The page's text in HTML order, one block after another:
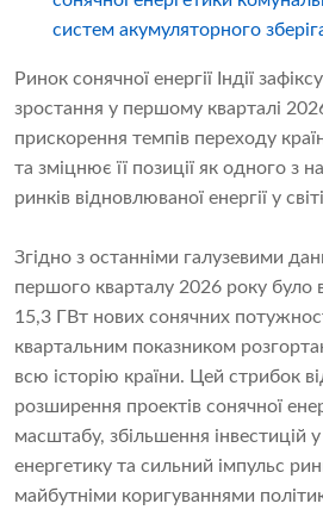
систем акумуляторного
Ринок сонячної енергії Індії
зростання у першому кварталі
прискорення темпів переходу
та зміцнює її позиції як одного
ринків відновлюваної енергії у
Згідно з останніми галузевими
першого кварталу 2026 року було
15,3 ГВт нових сонячних
квартальним показником
всю історію країни. Цей стрибок
розширення проектів сонячної
масштабу, збільшення інвестицій
енергетику та сильний імпульс
майбутніми коригуваннями